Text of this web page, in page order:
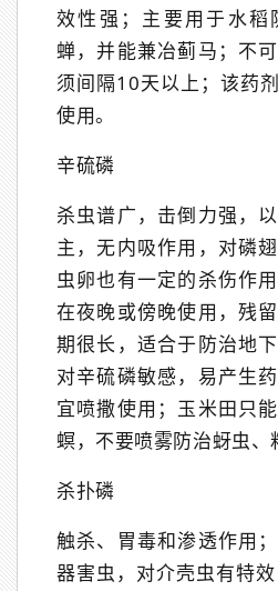
效性强；主要用于水稻
蝉，并能兼冶蓟马；不
须间隔10天以上；该药
使用。
辛硫磷
杀虫谱广，击倒力强，
主，无内吸作用，对磷
虫卵也有一定的杀伤作
在夜晚或傍晚使用，残
期很长，适合于防治地
对辛硫磷敏感，易产生
宜喷撒使用；玉米田只
螟，不要喷雾防治蚜虫、
杀扑磷
触杀、胃毒和渗透作用
器害虫，对介壳虫有特